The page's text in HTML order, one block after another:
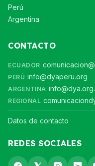
Perú
Argentina
CONTACTO
ECUADOR
PERÚ info@dyaperu.org
ARGENTINA
REGIONAL
Datos de contacto
REDES SOCIALES